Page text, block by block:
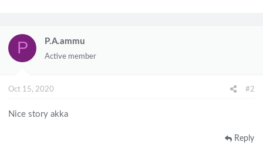
P P.A.ammu
Active member
Oct 15, 2020 #2
Nice story akka
Reply